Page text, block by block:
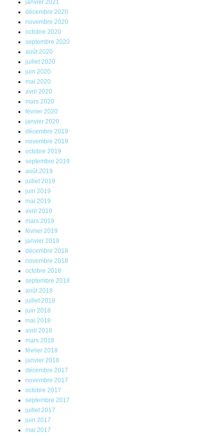
janvier 2021
décembre 2020
novembre 2020
octobre 2020
septembre 2020
août 2020
juillet 2020
juin 2020
mai 2020
avril 2020
mars 2020
février 2020
janvier 2020
décembre 2019
novembre 2019
octobre 2019
septembre 2019
août 2019
juillet 2019
juin 2019
mai 2019
avril 2019
mars 2019
février 2019
janvier 2019
décembre 2018
novembre 2018
octobre 2018
septembre 2018
août 2018
juillet 2018
juin 2018
mai 2018
avril 2018
mars 2018
février 2018
janvier 2018
décembre 2017
novembre 2017
octobre 2017
septembre 2017
juillet 2017
juin 2017
mai 2017